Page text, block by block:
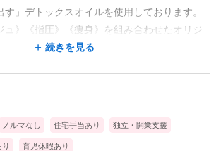
」デトックスオイルを使用しております。
ュ》《指圧》《痩身》を組み合わせたオリジ
様のお身体の状態に合わせてお手入れをさせ
続きを見る
ノルマなし 住宅手当あり 独立・開業支援
育児休暇あり